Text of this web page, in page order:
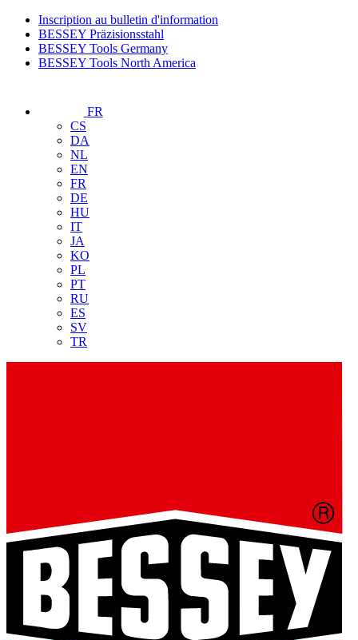
Inscription au bulletin d'information
BESSEY Präzisionsstahl
BESSEY Tools Germany
BESSEY Tools North America
FR
CS
DA
NL
EN
FR
DE
HU
IT
JA
KO
PL
PT
RU
ES
SV
TR